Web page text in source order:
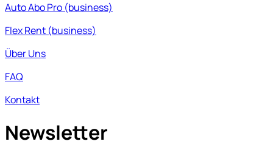
Auto Abo Pro (business)
Flex Rent (business)
Über Uns
FAQ
Kontakt
Newsletter